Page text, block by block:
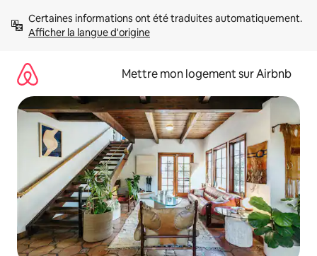
directement
Afficher la langue d'origine
Mettre mon logement sur Airbnb